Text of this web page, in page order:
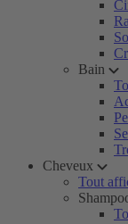
Bain
Cheveux
Tout